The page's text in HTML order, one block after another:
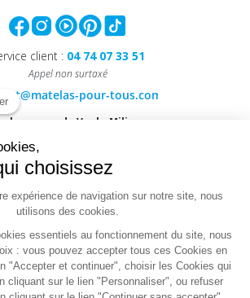
client : 04 74 07 33 51
Appel non surtaxé
showroom de Vaulx-Milieu :
40, Rue Antoine Condorcet
38090 VAULX-MILIEU
Le magasin de Villefranche :
1603, Route de Frans
VILLEFRANCHE-SUR-SAONE
choisissez
expérience de navigation sur notre site, nous
utilisons des cookies.
essentiels au fonctionnement du site, nous
: vous pouvez accepter tous ces Cookies en
"Accepter et continuer", choisir les Cookies qui
cliquant sur le lien "Personnaliser", ou refuser